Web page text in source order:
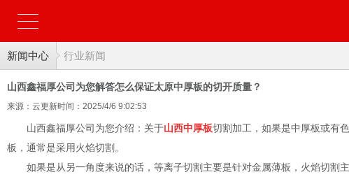
新闻中心 行业新闻
山西鑫福厚公司为您解答怎么保证太原中厚板的切开质量？
来源：云更新时间：2025/4/6 9:02:53
山西鑫福厚公司为您介绍：关于山西中厚板切割加工，如果是中厚板或有
板，通常是采用火焰切割。
如果是从另一角度来说的话，等离子切割主要是针对金属薄板，火焰切割